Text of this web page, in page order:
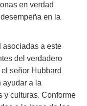
en verdad
en la
asociadas a este
del verdadero
señor Hubbard
ayudar a la
y culturas. Conforme